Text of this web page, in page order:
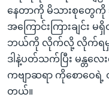
နေတာကို မိသားစုတွေ
အကြောင်းကြားချင်း
ဘယ်ကို လိုက်လို့ လိုက်ရမှန်
ဒါနဲ့ပတ်သက်ပြီး မန္တလ
ကဗျာဆရာ ကိုစောဝေရဲ့ ဇ
တယ်။